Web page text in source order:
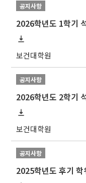
공지사항
보건대학원
공지사항
보건대학원
공지사항